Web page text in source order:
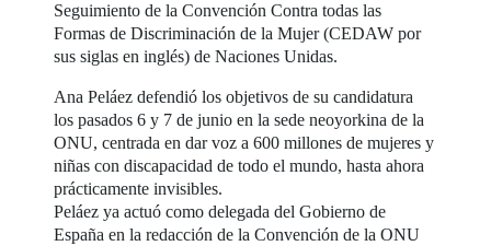
Seguimiento de la Convención Contra todas las
Formas de Discriminación de la Mujer (CEDAW por
sus siglas en inglés) de Naciones Unidas.
Ana Peláez defendió los objetivos de su candidatura
los pasados 6 y 7 de junio en la sede neoyorkina de la
ONU, centrada en dar voz a 600 millones de mujeres y
niñas con discapacidad de todo el mundo, hasta ahora
prácticamente invisibles.
Peláez ya actuó como delegada del Gobierno de
España en la redacción de la Convención de la ONU